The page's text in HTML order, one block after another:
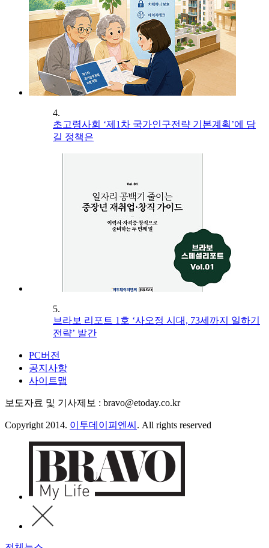
4.
초고령사회 ‘제1차 국가인구전략 기본계획’에 담
길 정책은
5.
브라보 리포트 1호 ‘사오정 시대, 73세까지 일하기
전략’ 발간
PC버전
공지사항
사이트맵
보도자료 및 기사제보 : bravo@etoday.co.kr
Copyright 2014. 이투데이피엔씨 . All rights reserved